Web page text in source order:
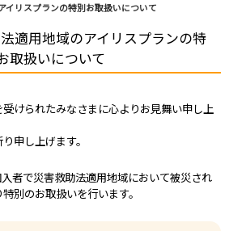
イリスプランの特別お取扱いについて
適用地域のアイリスプランの特
取扱いについて
けられたみなさまに心よりお見舞い申し上
申し上げます。
者で災害救助法適用地域において被災され
別のお取扱いを行います。